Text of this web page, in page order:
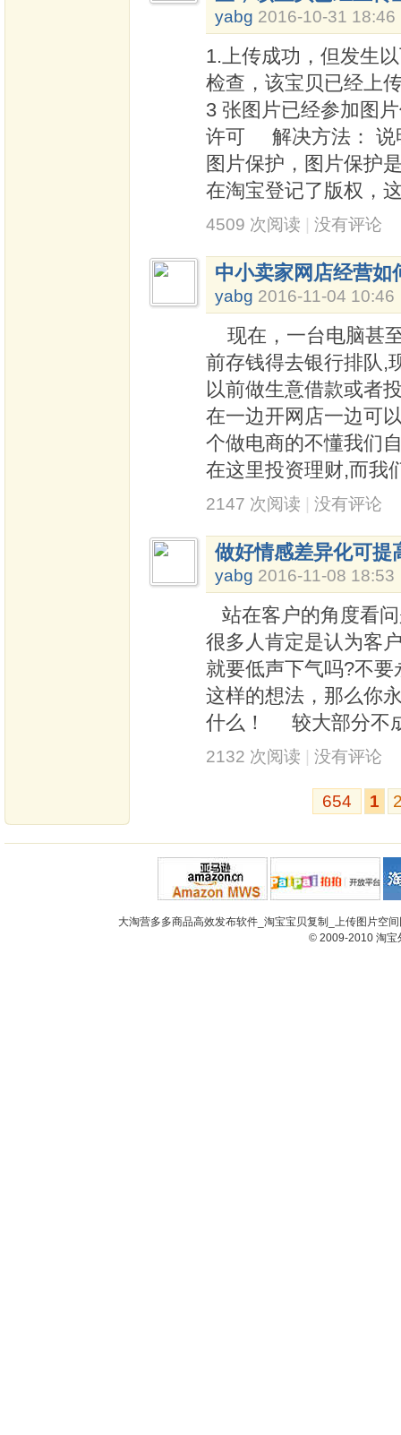
yabg 2016-10-31 18:46
1.上传成功，但发生
检查，该宝贝已经上
3 张图片已经参加图
许可 解决方法： 说
图片保护，图片保护
在淘宝登记了版权，
4509 次阅读 没有评论
中小卖家网店经营如
yabg 2016-11-04 10:46
现在，一台电脑甚
前存钱得去银行排队,
以前做生意借款或者
在一边开网店一边可
个做电商的不懂我们
在这里投资理财,而我
2147 次阅读 没有评论
做好情感差异化可提
yabg 2016-11-08 18:53
站在客户的角度看
很多人肯定是认为客
就要低声下气吗?不
这样的想法，那么你
什么！ 较大部分不
2132 次阅读 没有评论
654 1
大淘营多多商品高效发布软件_淘宝宝贝复制_上传图片空
© 2009-2010 淘宝